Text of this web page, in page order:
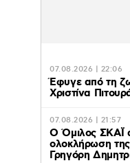
07.08.2026 | 22:06
Έφυγε από τη
Χριστίνα
07.08.2026 | 21:57
Ο Όμιλος ΣΚΑΪ
ολοκλήρωση
Γρηγόρη